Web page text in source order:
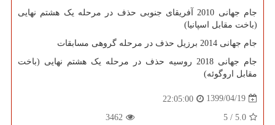
جام جهانی 2010 آفریقای جنوبی حذف در مرحله یک هشتم نهایی
(باخت مقابل اسپانیا)
جام جهانی 2014 برزیل حذف در مرحله گروهی مسابقات
جام جهانی 2018 روسیه حذف در مرحله یک هشتم نهایی (باخت
مقابل اروگوئه)
1399/04/19
22:05:00
5.0
/
5
3462